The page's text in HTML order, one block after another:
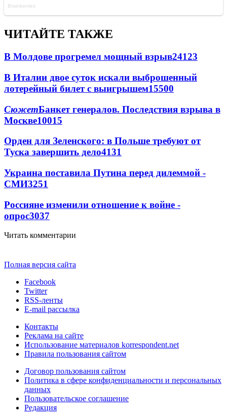
ЧИТАЙТЕ ТАКЖЕ
В Молдове прогремел мощный взрыв24123
В Италии двое суток искали выброшенный
лотерейный билет с выигрышем15500
СюжетБанкет генералов. Последствия взрыва в
Москве10015
Орден для Зеленского: в Польше требуют от
Туска завершить дело4131
Украина поставила Путина перед дилеммой -
СМИ3251
Россияне изменили отношение к войне -
опрос3037
Читать комментарии
Полная версия сайта
Facebook
Twitter
RSS-ленты
E-mail рассылка
Контакты
Реклама на сайте
Использование материалов korrespondent.net
Правила пользования сайтом
Договор пользования сайтом
Политика в сфере конфиденциальности и персональных
данных
Пользовательское соглашение
Редакция